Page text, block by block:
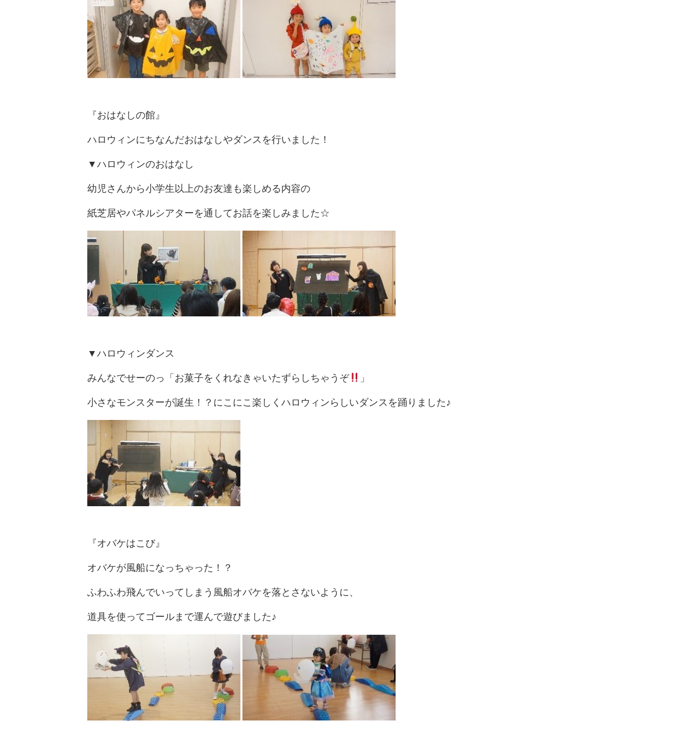
『おはなしの館』
ハロウィンにちなんだおはなしやダンスを行いました！
▼ハロウィンのおはなし
幼児さんから小学生以上のお友達も楽しめる内容の
紙芝居やパネルシアターを通してお話を楽しみました☆
▼ハロウィンダンス
みんなでせーのっ「お菓子をくれなきゃいたずらしちゃうぞ 」
小さなモンスターが誕生！？にこにこ楽しくハロウィンらしいダンスを踊りました♪
『オバケはこび』
オバケが風船になっちゃった！？
ふわふわ飛んでいってしまう風船オバケを落とさないように、
道具を使ってゴールまで運んで遊びました♪